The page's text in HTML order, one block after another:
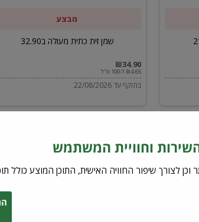
מבצע
שמן זית כתית מעולה ב32.90
₪34.90
₪4.65 ל-100 מ"ל
בתוקף עד 22/08/2026